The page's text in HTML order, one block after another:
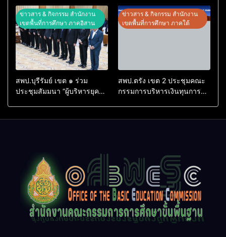
นำการศึกษาไทยสู่อนาคต”
ประจำเขตตรวจราชการที่ 13
ประจำปีการศึกษา 2569
ข่าวสาร & กิจกรรม สำนักงาน
เขตพื้นที่การศึกษา ภาคอิสาน
สพป.บุรีรัมย์ เขต ๑ ร่วม
ประชุมสัมมนา “ผู้บริหารยุค
ข่าวสาร & กิจกรรม สำนักงาน
เขตพื้นที่การศึกษา ภาคใต้
สพป.ตรัง เขต 2 ประชุมคณะ
กรรมการบริหารเงินทุนการ